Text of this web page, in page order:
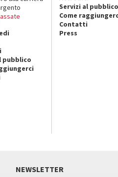
pubblico
Servizi al pubblico
Come
Contatti
Press
NEWSLETTER